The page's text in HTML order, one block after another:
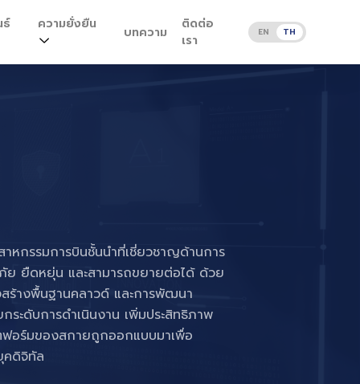
ความยั่งยืน บทความ
ติดต่อ
เรา
EN TH
กรรมการบินชั้นนำที่เชี่ยวชาญด้านการ
ย ยืดหยุ่น และสามารถขยายต่อได้ ด้วย
ร้างพื้นฐานคลาวด์ และการพัฒนา
ระดับการดำเนินงาน เพิ่มประสิทธิภาพ
ฟอร์มของสกายถูกออกแบบมาเพื่อ
คดิจิทัล